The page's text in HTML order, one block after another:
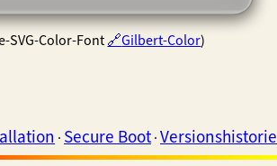
SVG-Color-Font Gilbert-Color)
· Secure Boot·Versionshistorie